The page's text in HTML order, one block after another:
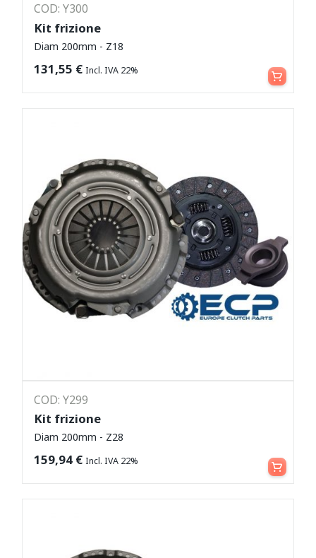
COD: Y300
Kit frizione
Diam 200mm - Z18
131,55 € Incl. IVA 22% Leggi tutto
COD: Y299
Kit frizione
Diam 200mm - Z28
159,94 € Incl. IVA 22% Leggi tutto